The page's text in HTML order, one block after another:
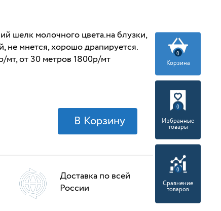
шелк молочного цвета.на блузки,
не мнется, хорошо драпируется.
мт, от 30 метров 1800р/мт
Доставка по всей
России
0
Корзина
0
Избранные
товары
0
Сравнение
товаров